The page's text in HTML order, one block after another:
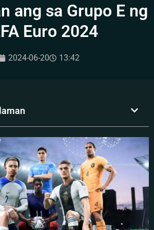
ang sa Grupo E ng
Euro 2024
2024-06-20 13:42